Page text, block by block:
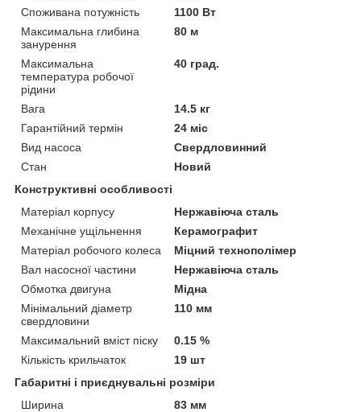
Споживана потужність
1100 Вт
Максимальна глибина
занурення
80 м
Максимальна
температура робочої
рідини
40 град.
Вага
14.5 кг
Гарантійний термін
24 міс
Вид насоса
Свердловинний
Стан
Новий
Конструктивні особливості
Матеріал корпусу
Нержавіюча сталь
Механічне ущільнення
Керамографит
Матеріал робочого колеса
Міцний технополімер
Вал насосної частини
Нержавіюча сталь
Обмотка двигуна
Мідна
Мінімальний діаметр
свердловини
110 мм
Максимальний вміст піску
0.15 %
Кількість крильчаток
19 шт
Габаритні і приєднувальні розміри
Ширина
83 мм